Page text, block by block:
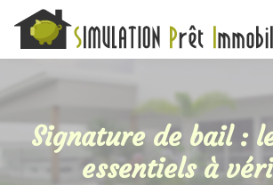
Signature de bail :
essentiels à